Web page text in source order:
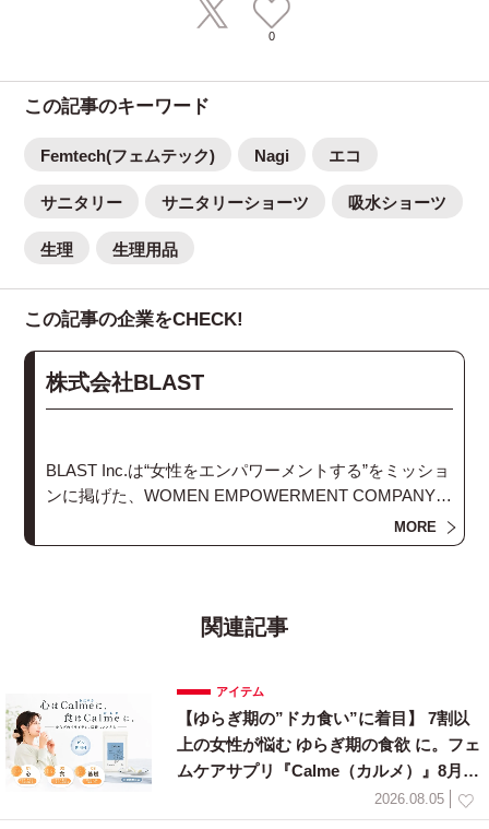
0
この記事のキーワード
Femtech(フェムテック) Nagi エコ
サニタリー サニタリーショーツ 吸水ショーツ
生理 生理用品
この記事の企業をCHECK!
株式会社BLAST
BLAST Inc.は“女性をエンパワーメントする”をミッショ
ンに掲げた、WOMEN EMPOWERMENT COMPANYで
す。メディアとプロダクト、コミュニティの３軸の事
業で女性のライフスタイルをエンパワーします。
MORE
関連記事
アイテム
【ゆらぎ期の”ドカ食い”に着目】 7割以
上の女性が悩む ゆらぎ期の食欲 に。フェ
ムケアサプリ『Calme（カルメ）』8月3
2026.08.05